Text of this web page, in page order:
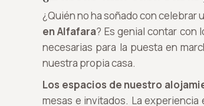
¿Quién no ha soñado con celebrar
en Alfafara? Es genial contar con
necesarias para la puesta en
nuestra propia casa.
Los espacios de nuestro
mesas e invitados. La